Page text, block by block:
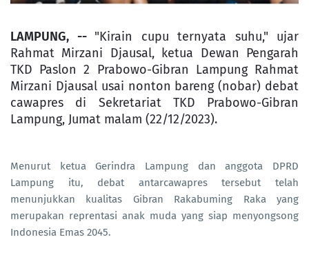
LAMPUNG, -- "Kirain cupu ternyata suhu," ujar
Rahmat Mirzani Djausal, ketua Dewan Pengarah
TKD Paslon 2 Prabowo-Gibran Lampung Rahmat
Mirzani Djausal usai nonton bareng (nobar) debat
cawapres di Sekretariat TKD Prabowo-Gibran
Lampung, Jumat malam (22/12/2023).
Menurut ketua Gerindra Lampung dan anggota DPRD
Lampung itu, debat antarcawapres tersebut telah
menunjukkan kualitas Gibran Rakabuming Raka yang
merupakan reprentasi anak muda yang siap menyongsong
Indonesia Emas 2045.